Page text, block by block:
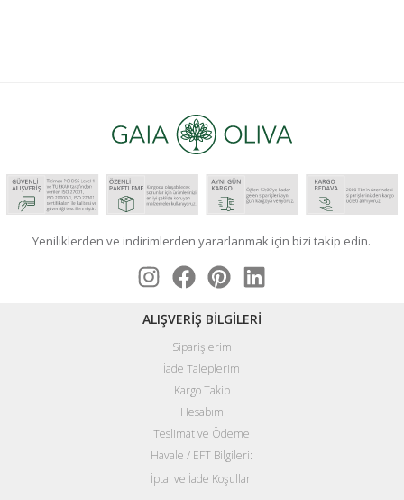
Yeniliklerden ve indirimlerden yararlanmak için bizi takip edin.
ALIŞVERİŞ BİLGİLERİ
Siparişlerim
İade Taleplerim
Kargo Takip
Hesabım
Teslimat ve Ödeme
Havale / EFT Bilgileri:
İptal ve İade Koşulları